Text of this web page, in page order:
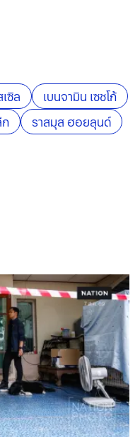
ซิล
เบนจามิน เซชโก้
ราสมุส ฮอยลุนด์